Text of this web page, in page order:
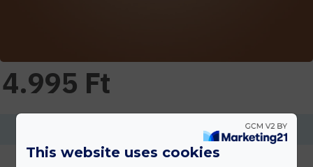
4.995 Ft
Ennek a terméknek a minimális mennyisége 2
This website uses cookies